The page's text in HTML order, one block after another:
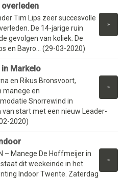
»
Tim Lips zeer succesvolle
De 14-jarige ruin
gevolgen van koliek. De
en Bayro... (29-03-2020)
Markelo
»
en Rikus Bronsvoort,
manege en
Snorrewind in
van start met een nieuw Leader-
2020)
»
– Manege De Hoffmeijer in
dit weekeinde in het
Indoor Twente. Zaterdag